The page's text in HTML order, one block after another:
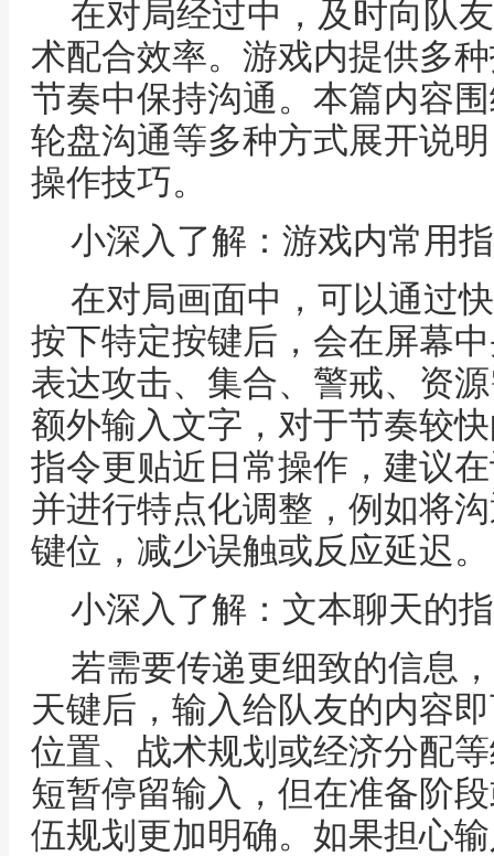
在对局经过中，及时向队
术配合效率。游戏内提供多
节奏中保持沟通。本篇内容
轮盘沟通等多种方式展开说
操作技巧。
小深入了解：游戏内常用
在对局画面中，可以通过
按下特定按键后，会在屏幕
表达攻击、集合、警戒、资
额外输入文字，对于节奏较
指令更贴近日常操作，建议
并进行特点化调整，例如将
键位，减少误触或反应延迟。
小深入了解：文本聊天的
若需要传递更细致的信息
天键后，输入给队友的内容
位置、战术规划或经济分配
短暂停留输入，但在准备阶
伍规划更加明确。如果担心